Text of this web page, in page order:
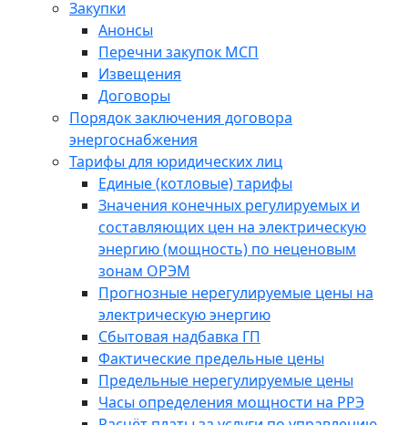
Закупки
Анонсы
Перечни закупок МСП
Извещения
Договоры
Порядок заключения договора
энергоснабжения
Тарифы для юридических лиц
Единые (котловые) тарифы
Значения конечных регулируемых и
составляющих цен на электрическую
энергию (мощность) по неценовым
зонам ОРЭМ
Прогнозные нерегулируемые цены на
электрическую энергию
Сбытовая надбавка ГП
Фактические предельные цены
Предельные нерегулируемые цены
Часы определения мощности на РРЭ